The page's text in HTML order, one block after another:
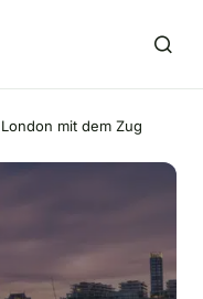
mit dem Zug